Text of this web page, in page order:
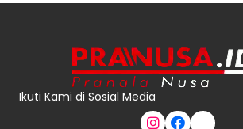
Ikuti Kami di Sosial Media